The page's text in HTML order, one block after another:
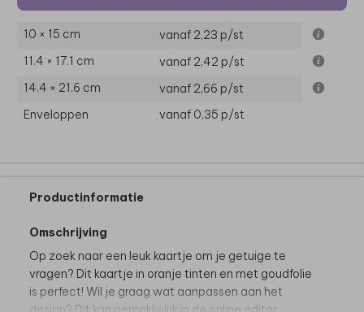
10 × 15 cm vanaf 2,23 p/st
11.4 × 17.1 cm
vanaf 2,42 p/st
14.4 × 21.6 cm
vanaf 2,66 p/st
Enveloppen
vanaf 0,35 p/st
Productinformatie
Omschrijving
Op zoek naar een leuk kaartje om je getuige te
vragen? Dit kaartje in oranje tinten en met goudfolie
is perfect! Wil je graag wat aanpassen aan het